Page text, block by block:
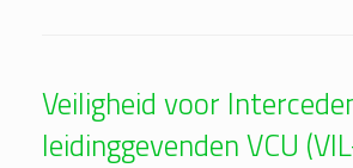
Veiligheid voor
leidinggevenden VCU